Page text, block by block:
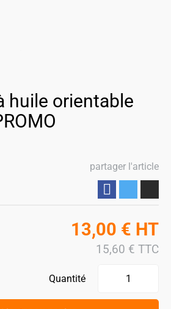
huile orientable
partager l'article
13,00 € HT
15,60 € TTC
Quantité